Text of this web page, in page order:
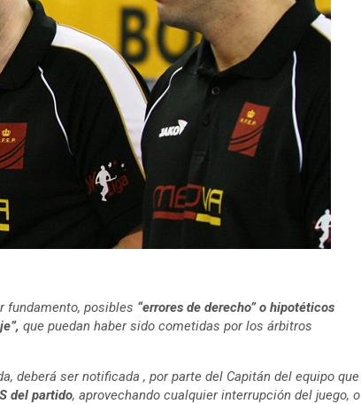
fundamento, posibles “errores de derecho” o hipotéticos
que puedan haber sido cometidas por los árbitros
deberá ser notificada , por parte del Capitán del equipo que
del partido, aprovechando cualquier interrupción del juego, o